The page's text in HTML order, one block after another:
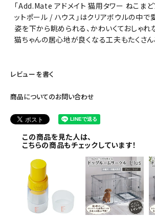
「Add.Mate アドメイト 猫用タワー ねこま
ットポール / ハウス」はクリアボウルの中で
姿を下から眺められる、かわいくておしゃれ
猫ちゃんの居心地が良くなる工夫もたくさん
レビューを書く
商品についてのお問い合わせ
この商品を見た人は、
こちらの商品もチェックしています！